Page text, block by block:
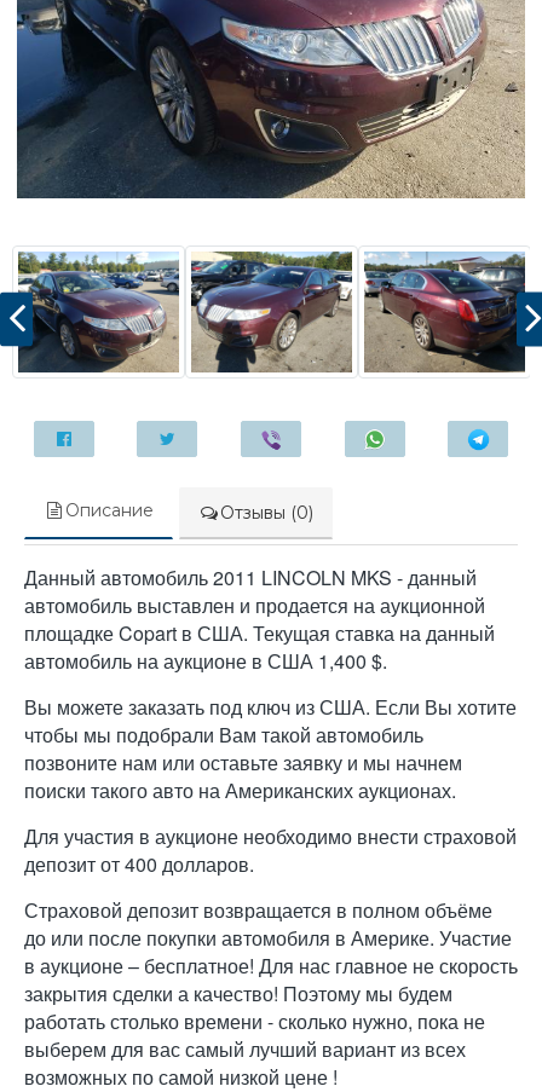
Описание Отзывы (0)
Данный автомобиль 2011 LINCOLN MKS - данный
автомобиль выставлен и продается на аукционной
площадке Copart в США. Текущая ставка на данный
автомобиль на аукционе в США 1,400 $.
Вы можете заказать под ключ из США. Если Вы хотите
чтобы мы подобрали Вам такой автомобиль
позвоните нам или оставьте заявку и мы начнем
поиски такого авто на Американских аукционах.
Для участия в аукционе необходимо внести страховой
депозит от 400 долларов.
Страховой депозит возвращается в полном объёме
до или после покупки автомобиля в Америке. Участие
в аукционе – бесплатное! Для нас главное не скорость
закрытия сделки а качество! Поэтому мы будем
работать столько времени - сколько нужно, пока не
выберем для вас самый лучший вариант из всех
возможных по самой низкой цене !